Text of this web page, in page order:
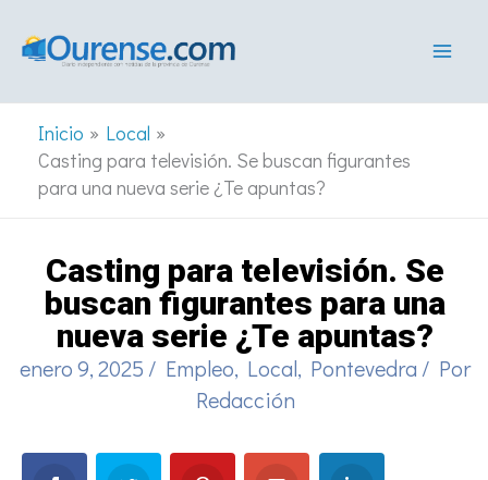
Inicio
Local
Casting para televisión. Se buscan figurantes
para una nueva serie ¿Te apuntas?
Casting para televisión. Se
buscan figurantes para una
nueva serie ¿Te apuntas?
enero 9, 2025 / Empleo, Local, Pontevedra / Por
Redacción